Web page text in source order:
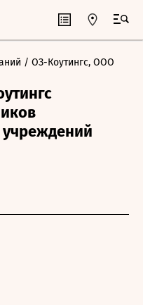
/ ОЗ-Коутингс, ООО
учреждений